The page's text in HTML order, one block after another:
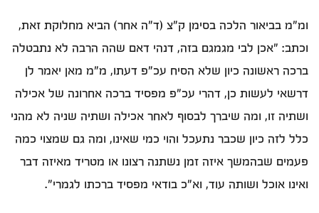
ומ"מ בביאור הלכה בסימן ק"צ (ד"ה אחר) הביא מחלוקת זאת,
וכתב: "אכן לבי מגמגם בזה, דנהי דאם שהה הרבה לא נתבטלה
ברכה ראשונה כיון שלא הסיח עכ"פ דעתו, מ"מ מאן יאמר לן
דרשאי לעשות כן, דהרי עכ"פ מפסיד ברכה אחרונה של אכילה
ושתיה זו, ומה שיברך לבסוף לאחר אכילה ושתיה שניה לא מהני
כלל לזה כיון שכבר נתעכל והוי כמי שאינו, ומה גם שמצוי כמה
פעמים שבהמשך איזה זמן נשתנה רצונו או מטריד מאיזה דבר
ואינו אוכל ושותה עוד, וא"כ בודאי מפסיד ברכתו לגמרי".